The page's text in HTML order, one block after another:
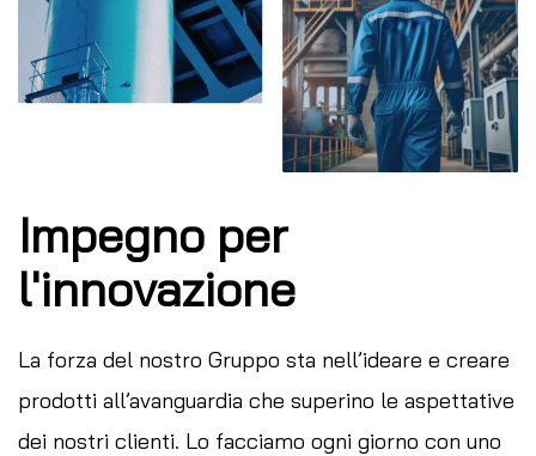
Impegno per
l'innovazione
La forza del nostro Gruppo sta nell’ideare e creare
prodotti all’avanguardia che superino le aspettative
dei nostri clienti. Lo facciamo ogni giorno con uno